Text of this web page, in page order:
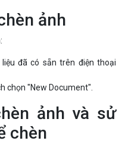
ảnh
đã có sẵn trên điện thoại
chọn "New Document".
ảnh và sử
chèn